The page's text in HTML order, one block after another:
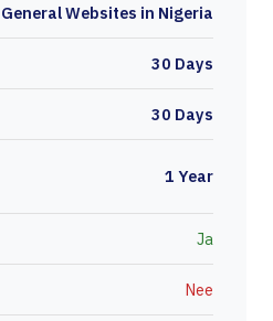
General Websites in Nigeria
30 Days
30 Days
1 Year
Ja
Nee